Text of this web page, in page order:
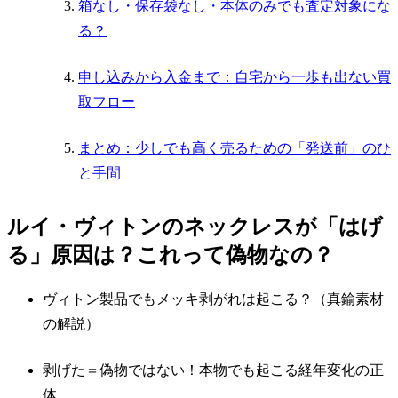
箱なし・保存袋なし・本体のみでも査定対象にな
る？
申し込みから入金まで：自宅から一歩も出ない買
取フロー
まとめ：少しでも高く売るための「発送前」のひ
と手間
ルイ・ヴィトンのネックレスが「はげ
る」原因は？これって偽物なの？
ヴィトン製品でもメッキ剥がれは起こる？（真鍮素材
の解説）
剥げた＝偽物ではない！本物でも起こる経年変化の正
体